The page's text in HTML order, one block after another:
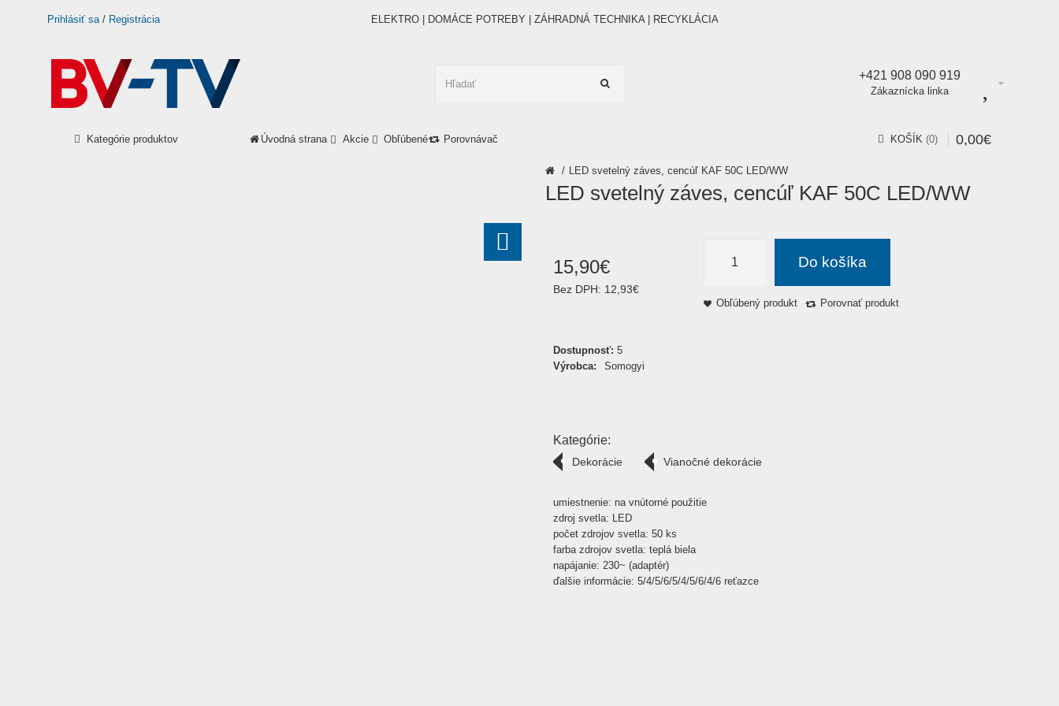
Prihlásiť sa/ Registrácia ELEKTRO | DOMÁCE POTREBY | ZÁHRADNÁ TECHNIKA | RECYKLÁCIA
+421 908 090 919
Zákaznícka linka
Kategórie produktov Úvodná strana Akcie Obľúbené Porovnávač KOŠÍK 0 0,00€
LED svetelný záves, cencúľ KAF 50C LED/WW
LED svetelný záves, cencúľ KAF 50C LED/WW
15,90€
Bez DPH: 12,93€
Do košíka
Obľúbený produkt Porovnať produkt
Dostupnosť: 5
Výrobca:
Somogyi
Kategórie:
Dekorácie Vianočné dekorácie
umiestnenie: na vnútorné použitie
zdroj svetla: LED
počet zdrojov svetla: 50 ks
farba zdrojov svetla: teplá biela
napájanie: 230~ (adaptér)
ďalšie informácie: 5/4/5/6/5/4/5/6/4/6 reťazce